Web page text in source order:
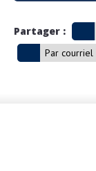
Partager :
Par courriel